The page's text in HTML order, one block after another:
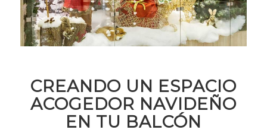
CREANDO UN ESPACIO
ACOGEDOR NAVIDEÑO
EN TU BALCÓN